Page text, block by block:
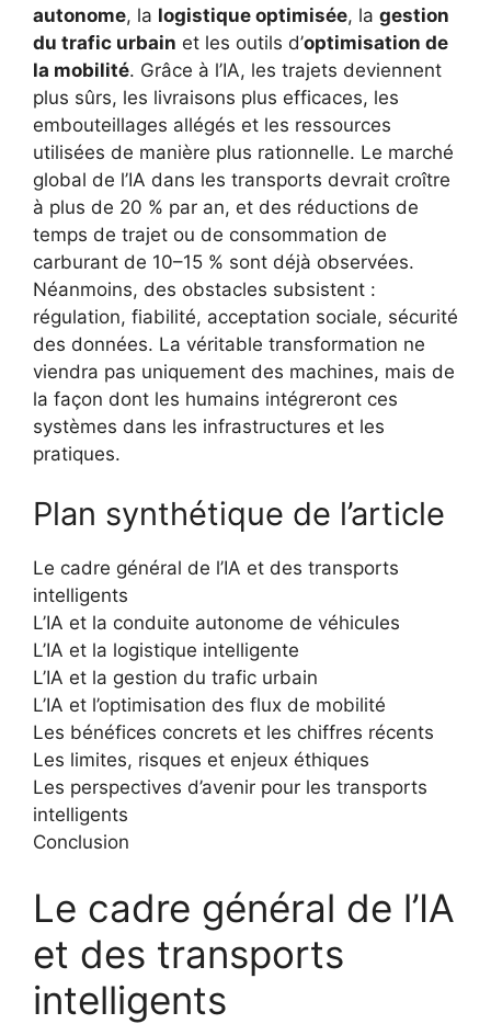
autonome, la logistique optimisée, la gestion
du trafic urbain et les outils d’optimisation de
la mobilité. Grâce à l’IA, les trajets deviennent
plus sûrs, les livraisons plus efficaces, les
embouteillages allégés et les ressources
utilisées de manière plus rationnelle. Le marché
global de l’IA dans les transports devrait croître
à plus de 20 % par an, et des réductions de
temps de trajet ou de consommation de
carburant de 10–15 % sont déjà observées.
Néanmoins, des obstacles subsistent :
régulation, fiabilité, acceptation sociale, sécurité
des données. La véritable transformation ne
viendra pas uniquement des machines, mais de
la façon dont les humains intégreront ces
systèmes dans les infrastructures et les
pratiques.
Plan synthétique de l’article
Le cadre général de l’IA et des transports
intelligents
L’IA et la conduite autonome de véhicules
L’IA et la logistique intelligente
L’IA et la gestion du trafic urbain
L’IA et l’optimisation des flux de mobilité
Les bénéfices concrets et les chiffres récents
Les limites, risques et enjeux éthiques
Les perspectives d’avenir pour les transports
intelligents
Conclusion
Le cadre général de l’IA
et des transports
intelligents